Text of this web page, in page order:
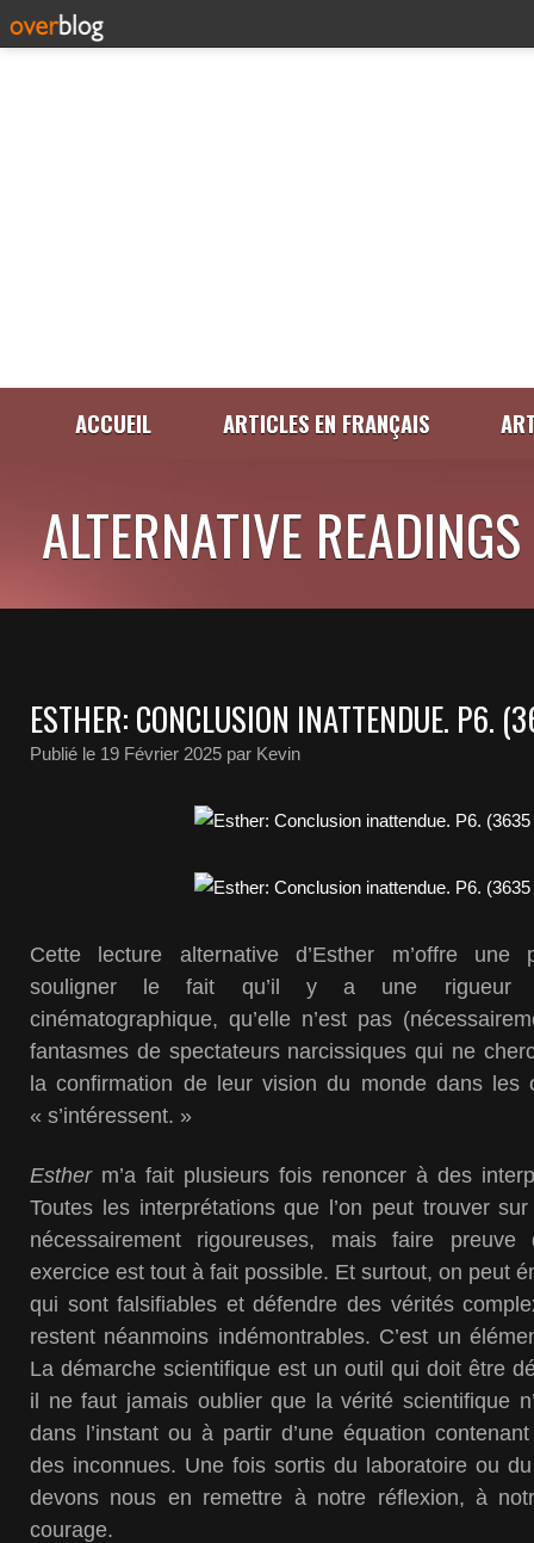
ACCUEIL ARTICLES EN FRANÇAIS
ALTERNATIVE READINGS
ESTHER: CONCLUSION INATTENDUE. P6.
Publié le 19 Février 2025 par Kevin
Cette lecture alternative d’Esther m’offre une
souligner le fait qu’il y a une rigueur
cinématographique, qu’elle n’est pas
fantasmes de spectateurs narcissiques qui ne
la confirmation de leur vision du monde dans
« s’intéressent. »
Esther m’a fait plusieurs fois renoncer à des
Toutes les interprétations que l’on peut trouver
nécessairement rigoureuses, mais faire
exercice est tout à fait possible. Et surtout, on peut
qui sont falsifiables et défendre des vérités
restent néanmoins indémontrables. C’est un
La démarche scientifique est un outil qui doit être
il ne faut jamais oublier que la vérité scientifique
dans l’instant ou à partir d’une équation
des inconnues. Une fois sortis du laboratoire ou
devons nous en remettre à notre réflexion, à
courage.